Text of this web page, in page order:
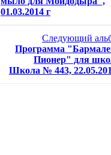
01.03.2014 г
Следующий
Программа
Пионер" для
Школа № 443,